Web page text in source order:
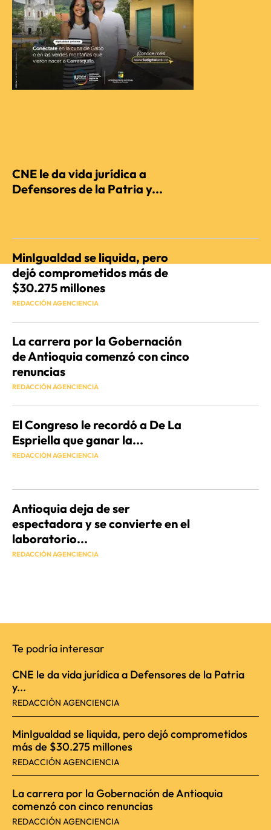
CNE le da vida jurídica a
Defensores de la Patria y...
MinIgualdad se liquida, pero
dejó comprometidos más de
$30.275 millones
REDACCIÓN AGENCIENCIA
La carrera por la Gobernación
de Antioquia comenzó con cinco
renuncias
REDACCIÓN AGENCIENCIA
El Congreso le recordó a De La
Espriella que ganar la...
REDACCIÓN AGENCIENCIA
Antioquia deja de ser
espectadora y se convierte en el
laboratorio...
REDACCIÓN AGENCIENCIA
Te podría interesar
CNE le da vida jurídica a Defensores de la Patria
y...
REDACCIÓN AGENCIENCIA
MinIgualdad se liquida, pero dejó comprometidos
más de $30.275 millones
REDACCIÓN AGENCIENCIA
La carrera por la Gobernación de Antioquia
comenzó con cinco renuncias
REDACCIÓN AGENCIENCIA